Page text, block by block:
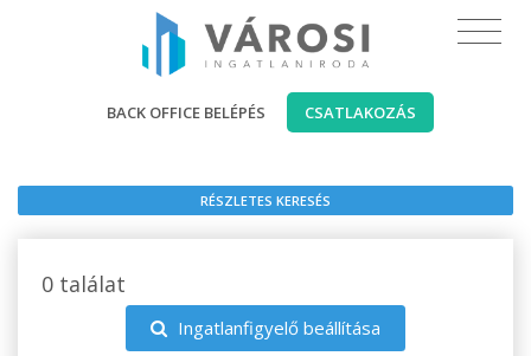
BACK OFFICE BELÉPÉS CSATLAKOZÁS
RÉSZLETES KERESÉS
0 találat
Ingatlanfigyelő beállítása